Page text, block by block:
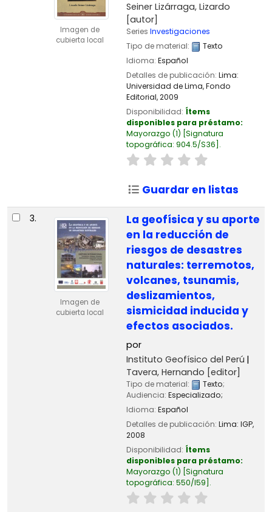
Imagen de
cubierta local
Seiner Lizárraga, Lizardo
[autor]
Series Investigaciones
Tipo de material:
Texto
Idioma: Español
Detalles de publicación: Lima:
Universidad de Lima, Fondo
Editorial,2009
Disponibilidad: Ítems
disponibles para préstamo:
Mayorazgo (1) Signatura
topográfica: 904.5/S36 .
Guardar en listas
3.
Imagen de
cubierta local
La geofísica y su aporte
en la reducción de
riesgos de desastres
naturales: terremotos,
volcanes, tsunamis,
deslizamientos,
sismicidad inducida y
efectos asociados.
por
Instituto Geofísico del Perú
Tavera, Hernando [editor]
Tipo de material: Texto;
Audiencia: Especializado;
Idioma: Español
Detalles de publicación: Lima: IGP,
2008
Disponibilidad: Ítems
disponibles para préstamo:
Mayorazgo (1) Signatura
topográfica: 550/I59 .